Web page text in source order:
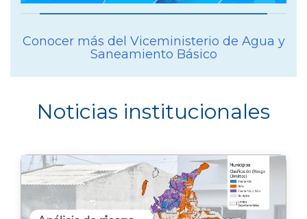
Conocer más del Viceministerio de Agua y
Saneamiento Básico
Noticias institucionales